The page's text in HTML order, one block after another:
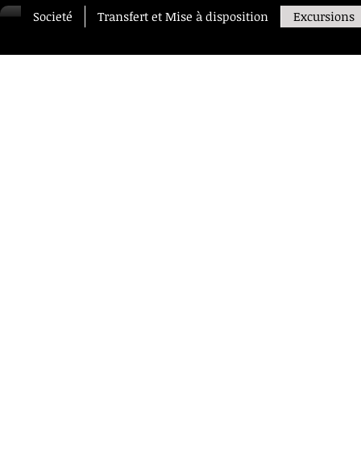
Societé Transfert et Mise à disposition Excursions